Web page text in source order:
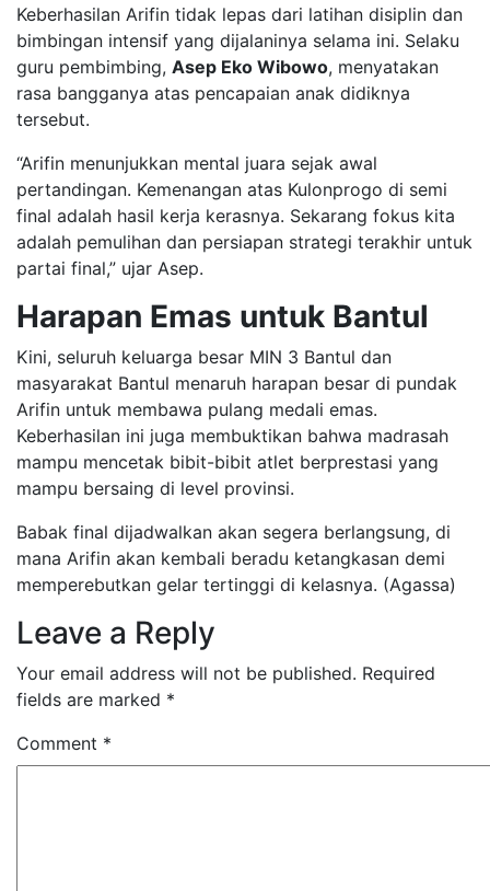
Keberhasilan Arifin tidak lepas dari latihan disiplin dan
bimbingan intensif yang dijalaninya selama ini. Selaku
guru pembimbing, Asep Eko Wibowo, menyatakan
rasa bangganya atas pencapaian anak didiknya
tersebut.
“Arifin menunjukkan mental juara sejak awal
pertandingan. Kemenangan atas Kulonprogo di semi
final adalah hasil kerja kerasnya. Sekarang fokus kita
adalah pemulihan dan persiapan strategi terakhir untuk
partai final,” ujar Asep.
Harapan Emas untuk Bantul
Kini, seluruh keluarga besar MIN 3 Bantul dan
masyarakat Bantul menaruh harapan besar di pundak
Arifin untuk membawa pulang medali emas.
Keberhasilan ini juga membuktikan bahwa madrasah
mampu mencetak bibit-bibit atlet berprestasi yang
mampu bersaing di level provinsi.
Babak final dijadwalkan akan segera berlangsung, di
mana Arifin akan kembali beradu ketangkasan demi
memperebutkan gelar tertinggi di kelasnya. (Agassa)
Leave a Reply
Your email address will not be published. Required
fields are marked *
Comment *